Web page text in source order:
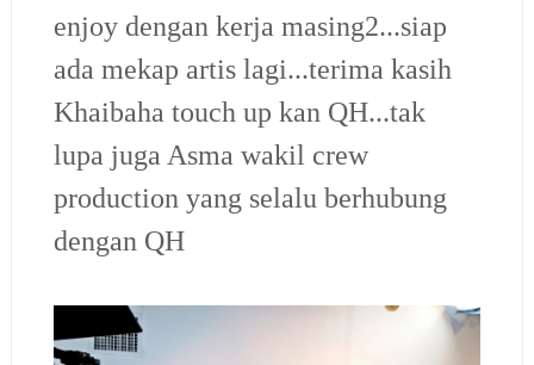
enjoy dengan kerja masing2...siap
ada mekap artis lagi...terima kasih
Khaibaha touch up kan QH...tak
lupa juga Asma wakil crew
production yang selalu berhubung
dengan QH